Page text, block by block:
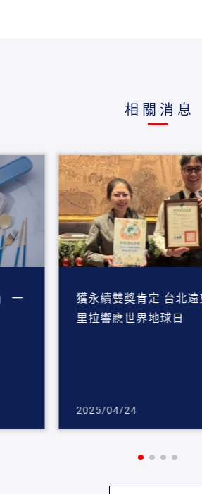
相關消息
一
獲永續雙獎肯定 台北
里拉響應世界地球日
2025/04/24